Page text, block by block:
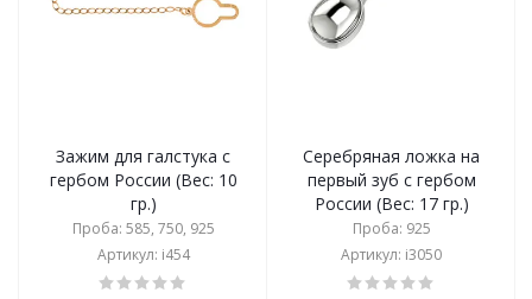
Зажим для галстука с
гербом России (Вес: 10
гр.)
Проба: 585, 750, 925
Артикул: i454
Серебряная ложка на
первый зуб с гербом
России (Вес: 17 гр.)
Проба: 925
Артикул: i3050